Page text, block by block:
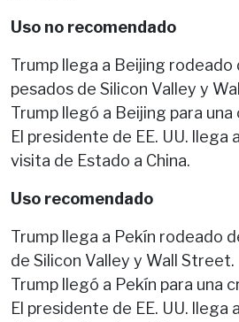
Uso no recomendado
Trump llega a Beijing rodeado
pesados de Silicon Valley y
Trump llegó a Beijing para una
El presidente de EE. UU. llega
visita de Estado a China.
Uso recomendado
Trump llega a Pekín rodeado
de Silicon Valley y Wall Street.
Trump llegó a Pekín para una
El presidente de EE. UU. llega